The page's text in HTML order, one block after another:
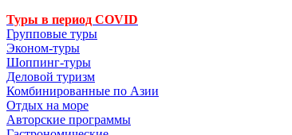
Туры в период COVID
Групповые туры
Эконом-туры
Шоппинг-туры
Деловой туризм
Комбинированные по Азии
Отдых на море
Авторские программы